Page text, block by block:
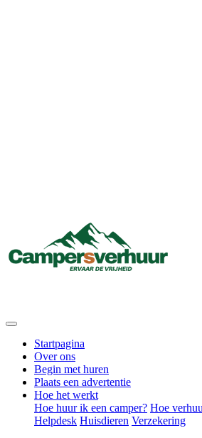
Startpagina
Over ons
Begin met huren
Plaats een advertentie
Hoe het werkt
Hoe huur ik een camper? Hoe
Helpdesk Huisdieren Verzekering